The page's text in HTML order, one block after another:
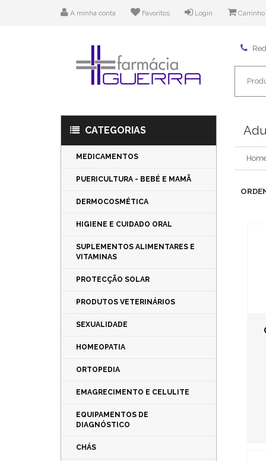
A minha conta Favoritos Login Carrinho
CATEGORIAS
MEDICAMENTOS
PUERICULTURA - BEBÉ E MAMÃ
DERMOCOSMÉTICA
HIGIENE E CUIDADO ORAL
SUPLEMENTOS ALIMENTARES E
VITAMINAS
PROTECÇÃO SOLAR
PRODUTOS VETERINÁRIOS
SEXUALIDADE
HOMEOPATIA
ORTOPEDIA
EMAGRECIMENTO E CELULITE
EQUIPAMENTOS DE
DIAGNÓSTICO
CHÁS